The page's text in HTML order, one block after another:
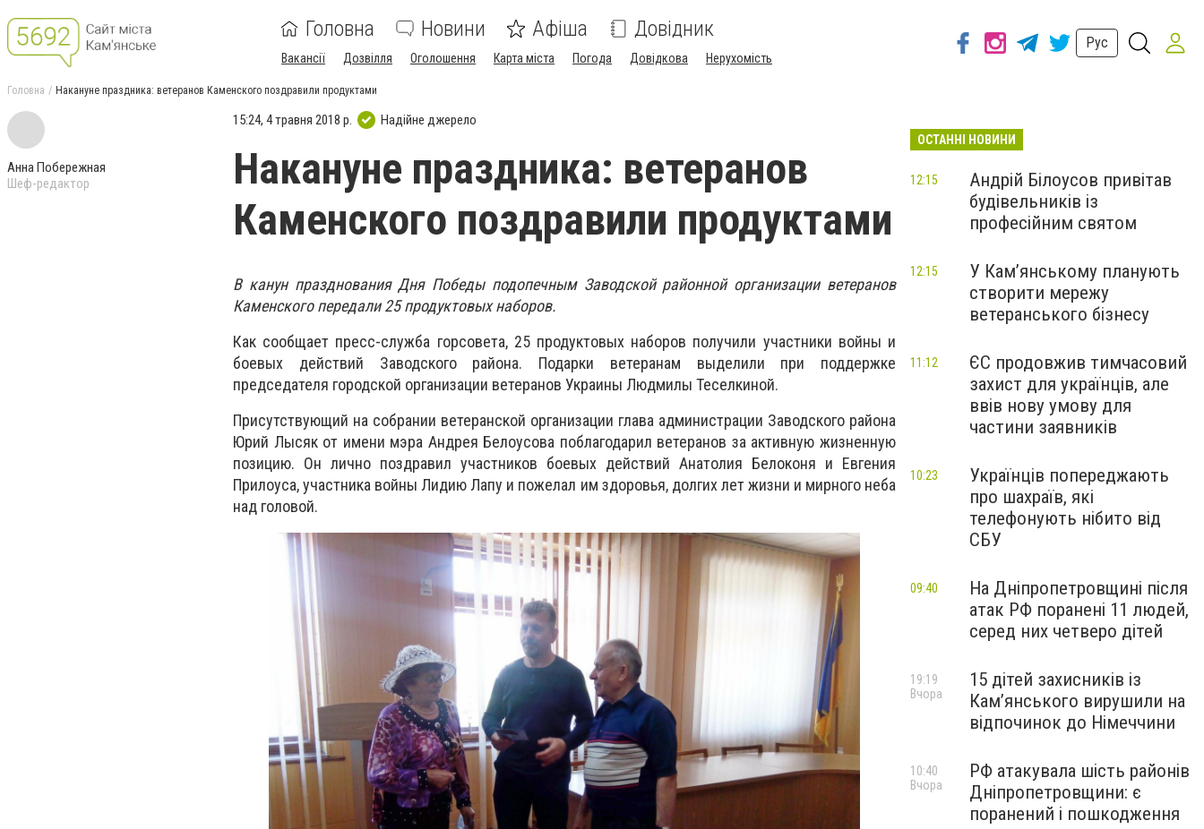
Головна Новини Афіша Довідник
Вакансії Дозвілля Оголошення Карта міста Погода Довідкова Нерухомість
Рус
Головна Накануне праздника: ветеранов Каменского поздравили продуктами
Анна Побережная
Шеф-редактор
15:24, 4 травня 2018 р. Надійне джерело
Накануне праздника: ветеранов
Каменского поздравили продуктами
В канун празднования Дня Победы подопечным Заводской районной организации ветеранов
Каменского передали 25 продуктовых наборов.
Как сообщает пресс-служба горсовета, 25 продуктовых наборов получили участники войны и
боевых действий Заводского района. Подарки ветеранам выделили при поддержке
председателя городской организации ветеранов Украины Людмилы Теселкиной.
Присутствующий на собрании ветеранской организации глава администрации Заводского района
Юрий Лысяк от имени мэра Андрея Белоусова поблагодарил ветеранов за активную жизненную
позицию. Он лично поздравил участников боевых действий Анатолия Белоконя и Евгения
Прилоуса, участника войны Лидию Лапу и пожелал им здоровья, долгих лет жизни и мирного неба
над головой.
ОСТАННІ НОВИНИ
Андрій Білоусов привітав
будівельників із
професійним святом
12:15
У Кам’янському планують
створити мережу
ветеранського бізнесу
12:15
ЄС продовжив тимчасовий
захист для українців, але
ввів нову умову для
частини заявників
11:12
Українців попереджають
про шахраїв, які
телефонують нібито від
СБУ
10:23
На Дніпропетровщині після
атак РФ поранені 11 людей,
серед них четверо дітей
09:40
15 дітей захисників із
Кам’янського вирушили на
відпочинок до Німеччини
19:19
Вчора
РФ атакувала шість районів
Дніпропетровщини: є
поранений і пошкодження
10:40
Вчора